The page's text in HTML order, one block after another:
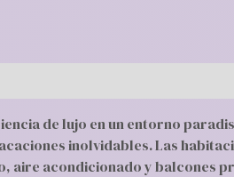
de lujo en un entorno
inolvidables. Las
aire acondicionado y balcones